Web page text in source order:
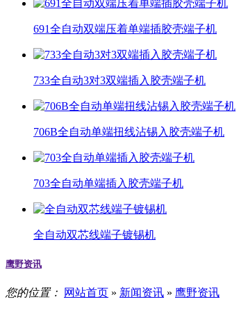
691全自动双端压着单端插胶壳端子机
733全自动3对3双端插入胶壳端子机
706B全自动单端扭线沾锡入胶壳端子机
703全自动单端插入胶壳端子机
全自动双芯线端子镀锡机
鹰野资讯
您的位置： 网站首页 » 新闻资讯 » 鹰野资讯